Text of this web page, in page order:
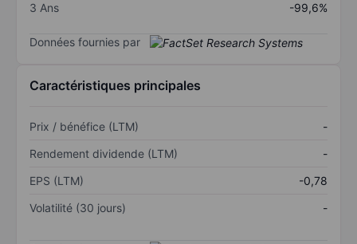
3 Ans
-99,6%
Données fournies par
Caractéristiques principales
Prix / bénéfice (LTM)
-
Rendement dividende (LTM)
-
EPS (LTM)
-0,78
Volatilité (30 jours)
-